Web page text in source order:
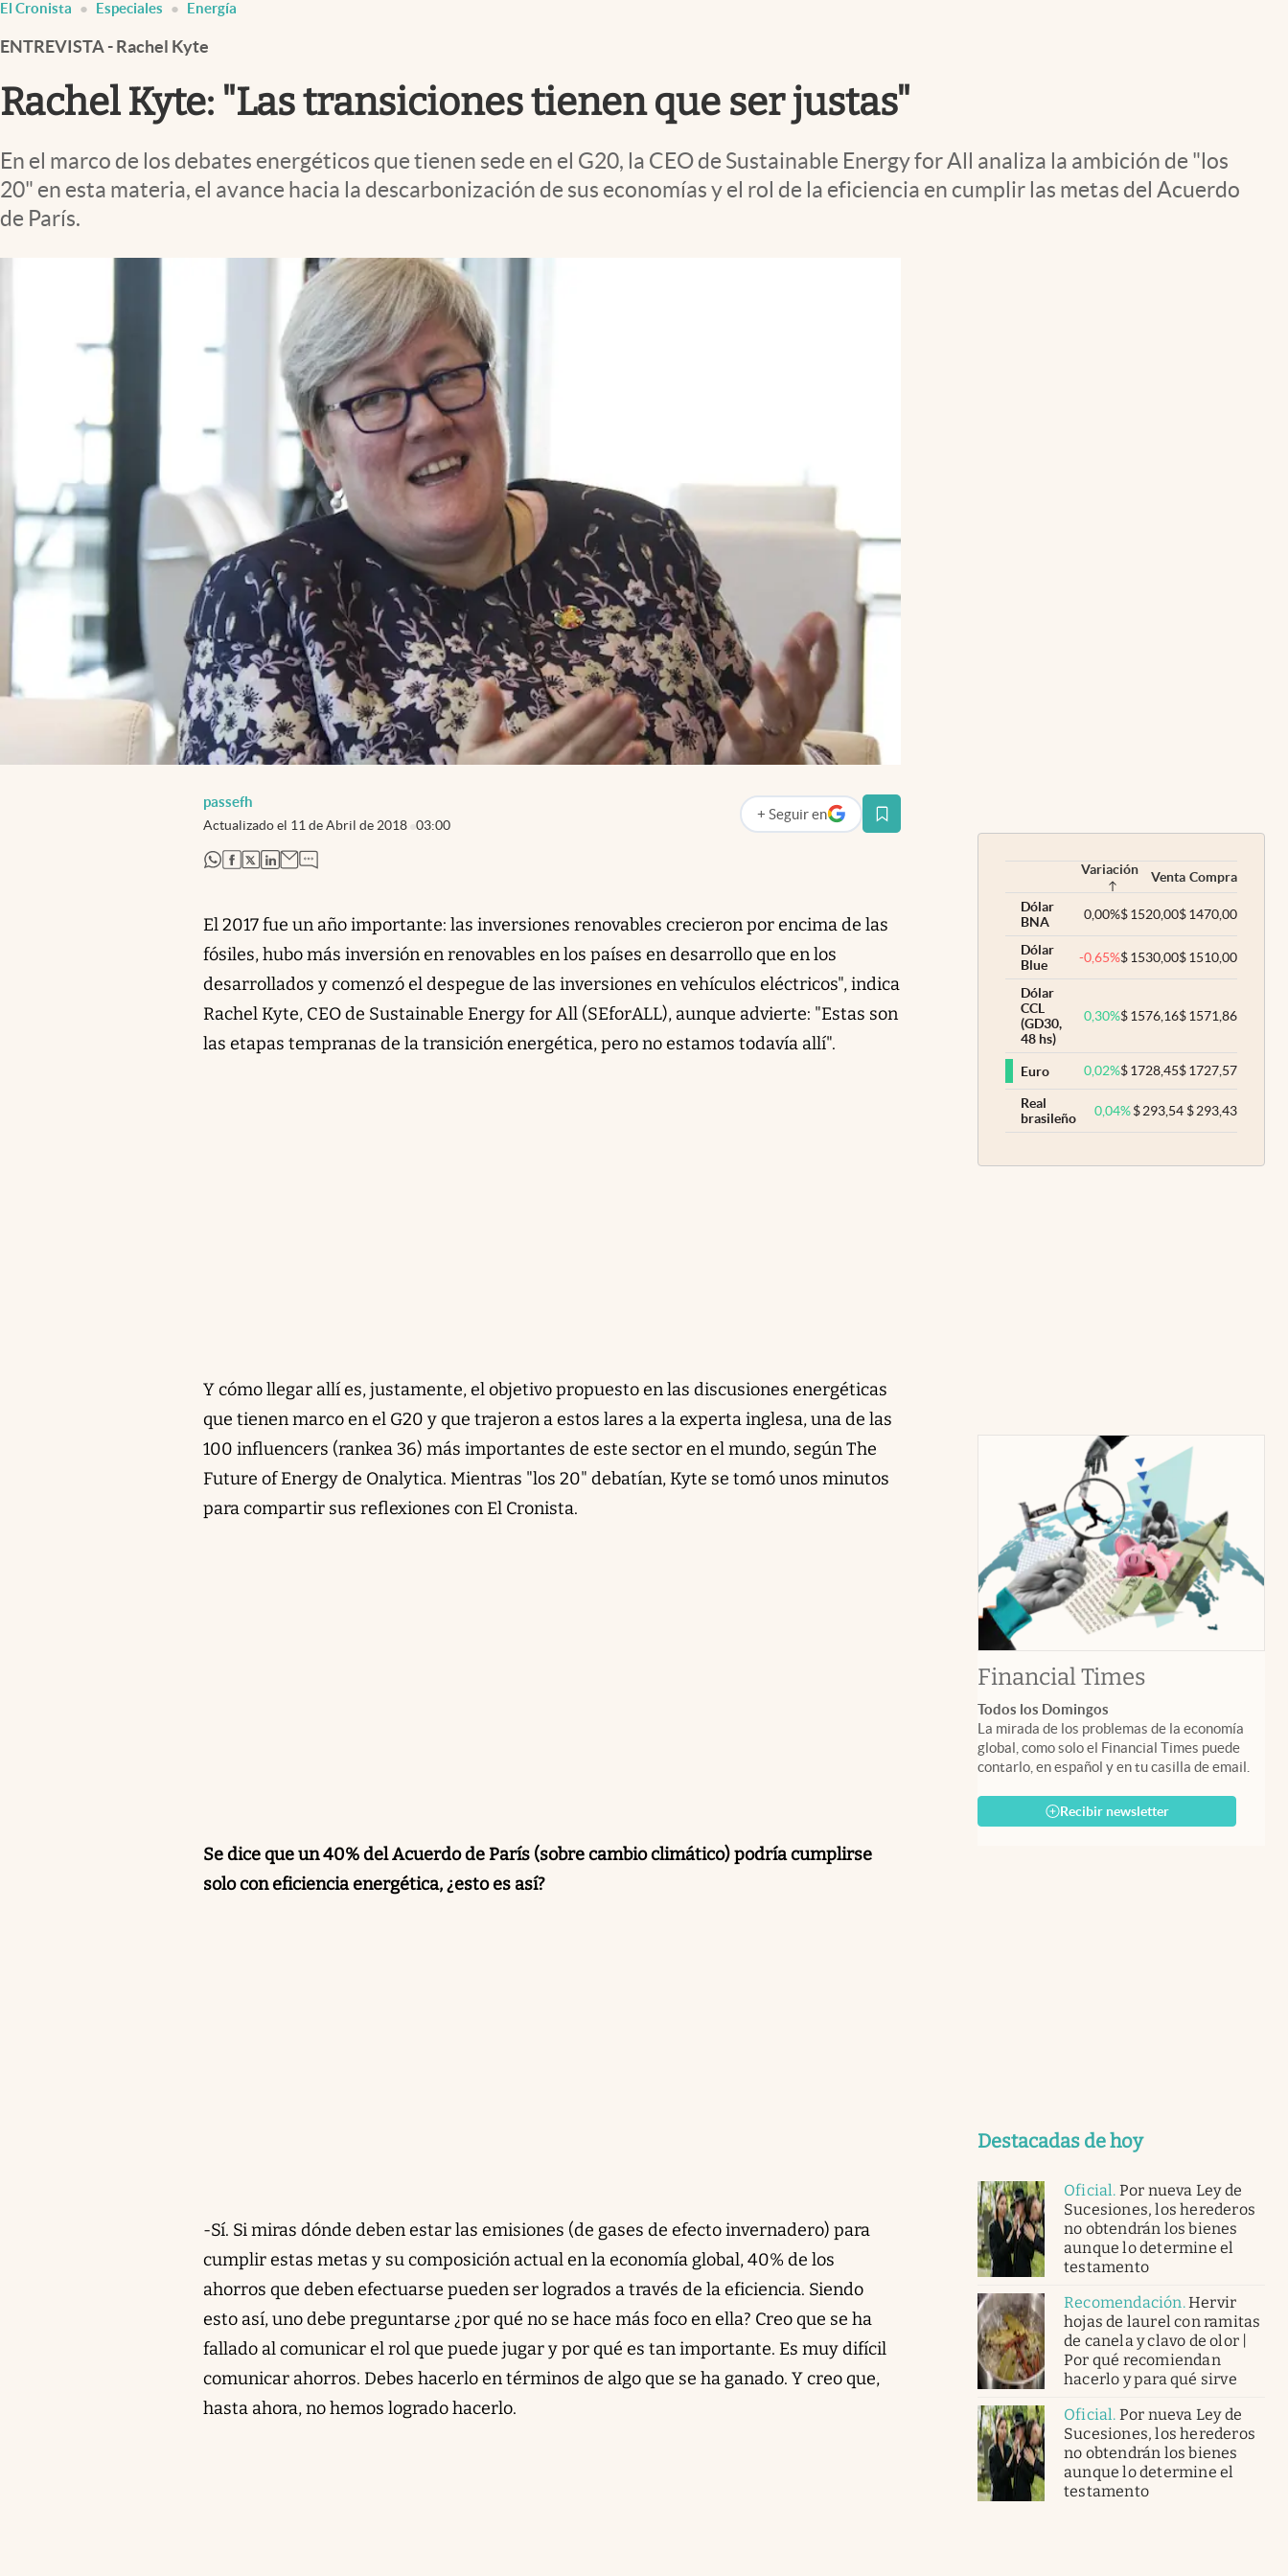
Infotechnology
Clase
Clima
Mundial 2026
Eventos Corporativos
El Cronista Studio
Mediakit
El Cronista Especiales Energía
ENTREVISTA - Rachel Kyte
Rachel Kyte: "Las transiciones tienen que ser justas"
En el marco de los debates energéticos que tienen sede en el G20, la CEO de Sustainable Energy for All analiza la ambición de "los
20" en esta materia, el avance hacia la descarbonización de sus economías y el rol de la eficiencia en cumplir las metas del Acuerdo
de París.
passefh
Actualizado el 11 de Abril de 2018 03:00
+ Seguir en
abre en nueva pestaña
abre en nueva pestaña
abre en nueva pestaña
abre en nueva pestaña
abre en nueva pestaña
El 2017 fue un año importante: las inversiones renovables crecieron por encima de las
fósiles, hubo más inversión en renovables en los países en desarrollo que en los
desarrollados y comenzó el despegue de las inversiones en vehículos eléctricos", indica
Rachel Kyte, CEO de Sustainable Energy for All (SEforALL), aunque advierte: "Estas son
las etapas tempranas de la transición energética, pero no estamos todavía allí".
Y cómo llegar allí es, justamente, el objetivo propuesto en las discusiones energéticas
que tienen marco en el G20 y que trajeron a estos lares a la experta inglesa, una de las
100 influencers (rankea 36) más importantes de este sector en el mundo, según The
Future of Energy de Onalytica. Mientras "los 20" debatían, Kyte se tomó unos minutos
para compartir sus reflexiones con El Cronista.
Se dice que un 40% del Acuerdo de París (sobre cambio climático) podría cumplirse
solo con eficiencia energética, ¿esto es así?
-Sí. Si miras dónde deben estar las emisiones (de gases de efecto invernadero) para
cumplir estas metas y su composición actual en la economía global, 40% de los
ahorros que deben efectuarse pueden ser logrados a través de la eficiencia. Siendo
esto así, uno debe preguntarse ¿por qué no se hace más foco en ella? Creo que se ha
fallado al comunicar el rol que puede jugar y por qué es tan importante. Es muy difícil
comunicar ahorros. Debes hacerlo en términos de algo que se ha ganado. Y creo que,
hasta ahora, no hemos logrado hacerlo.
Variación Venta Compra
Dólar
BNA
0,00%$1520,00$1470,00
Dólar
Blue
-0,65%$1530,00$1510,00
Dólar
CCL
(GD30,
48 hs)
0,30%$1576,16$1571,86
Euro 0,02%$1728,45$1727,57
Real
brasileño
0,04% $293,54 $293,43
Financial Timesabre en
Todos los Domingos
La mirada de los problemas de la economía
global, como solo el Financial Times puede
contarlo, en español y en tu casilla de email.
Recibir newsletter
Destacadas de hoy
Oficial. Por nueva Ley de
Sucesiones, los herederos
no obtendrán los bienes
aunque lo determine el
testamento
Recomendación.Hervir
hojas de laurel con ramitas
de canela y clavo de olor |
Por qué recomiendan
hacerlo y para qué sirve
Oficial. Por nueva Ley de
Sucesiones, los herederos
no obtendrán los bienes
aunque lo determine el
testamento